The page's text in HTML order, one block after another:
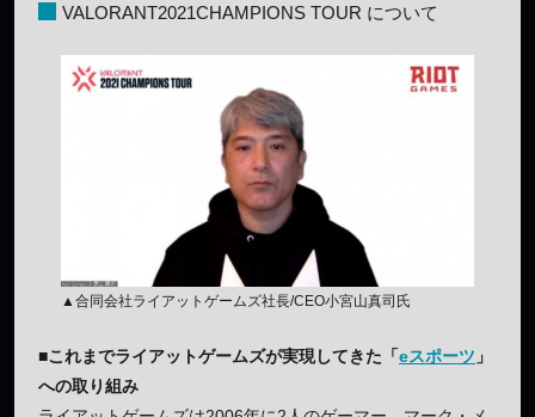
VALORANT2021CHAMPIONS TOUR について
▲合同会社ライアットゲームズ社長/CEO小宮山真司氏
■これまでライアットゲームズが実現してきた「eスポーツ 」
への取り組み